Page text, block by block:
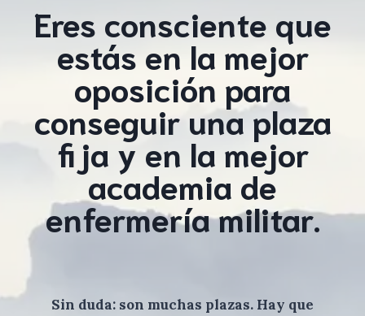
Eres consciente que
estás en la mejor
oposición para
conseguir una plaza
fija y en la mejor
academia de
enfermería militar.
Sin duda: son muchas plazas. Hay que